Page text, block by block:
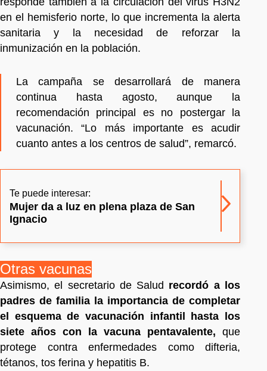
en el hemisferio norte, lo que incrementa la alerta
sanitaria y la necesidad de reforzar la
inmunización en la población.
La campaña se desarrollará de manera
continua hasta agosto, aunque la
recomendación principal es no postergar la
vacunación. “Lo más importante es acudir
cuanto antes a los centros de salud”, remarcó.
Te puede interesar:
Mujer da a luz en plena plaza de San
Ignacio
Otras vacunas
Asimismo, el secretario de Salud recordó a los
padres de familia la importancia de completar
el esquema de vacunación infantil hasta los
siete años con la vacuna pentavalente, que
protege contra enfermedades como difteria,
tétanos, tos ferina y hepatitis B.